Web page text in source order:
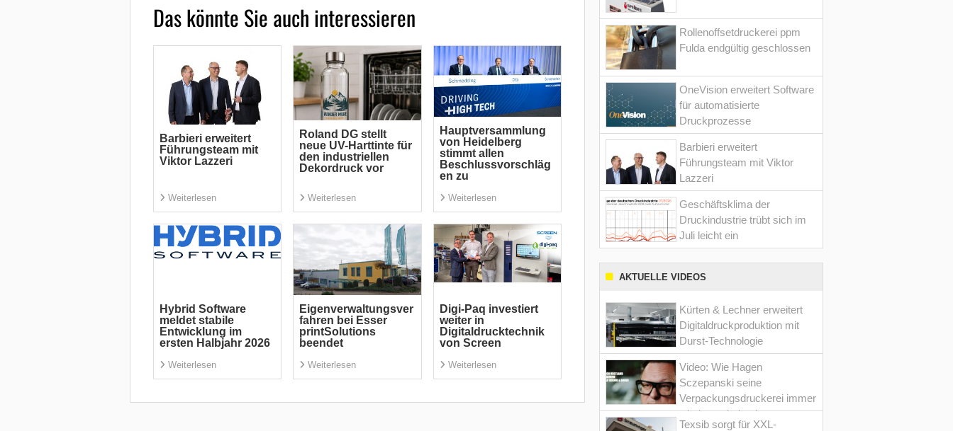
Das könnte Sie auch interessieren
Barbieri erweitert
Führungsteam mit
Viktor Lazzeri
Weiterlesen
Roland DG stellt
neue UV-Harttinte für
den industriellen
Dekordruck vor
Weiterlesen
Hauptversammlung
von Heidelberg
stimmt allen
Beschlussvorschläg
en zu
Weiterlesen
Hybrid Software
meldet stabile
Entwicklung im
ersten Halbjahr 2026
Weiterlesen
Eigenverwaltungsver
fahren bei Esser
printSolutions
beendet
Weiterlesen
Digi-Paq investiert
weiter in
Digitaldrucktechnik
von Screen
Weiterlesen
Rollenoffsetdruckerei ppm
Fulda endgültig geschlossen
OneVision erweitert Software
für automatisierte
Druckprozesse
Barbieri erweitert
Führungsteam mit Viktor
Lazzeri
Geschäftsklima der
Druckindustrie trübt sich im
Juli leicht ein
AKTUELLE VIDEOS
Kürten & Lechner erweitert
Digitaldruckproduktion mit
Durst-Technologie
Video: Wie Hagen
Sczepanski seine
Verpackungsdruckerei immer
wieder optimiert hat
Texsib sorgt für XXL-